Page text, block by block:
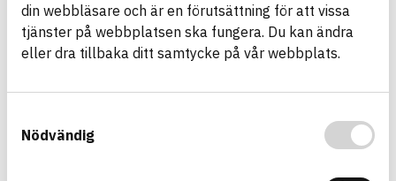
din webbläsare och är en förutsättning för att vissa
tjänster på webbplatsen ska fungera. Du kan ändra
eller dra tillbaka ditt samtycke på vår webbplats.
Nödvändig
CIRKULARITET Information ej lämnad
FÖRNYBARHET Information ej lämnad
MILJÖEFFEKTER – EPD Information ej lämnad
Information ej lämnad